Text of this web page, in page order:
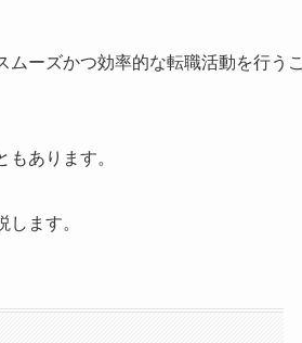
ーズかつ効率的な転職活動を行うこ
あります。
します。